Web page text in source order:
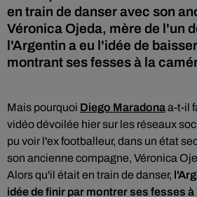
en train de danser avec son
Véronica Ojeda, mère de l'un
l'Argentin a eu l'idée de
montrant ses fesses à la
Mais pourquoi Diego Maradonaa-t-il
vidéo dévoilée hier sur les réseaux
pu voir l'ex footballeur, dans un état
son ancienne compagne, Véronica
Alors qu'il était en train de danser,
idée de finir par montrer ses fesses à